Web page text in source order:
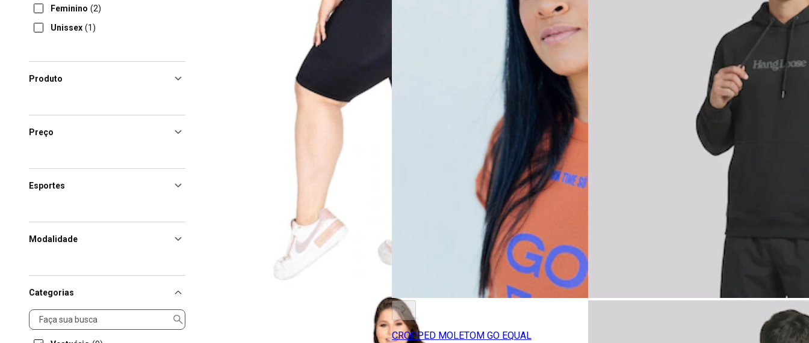
Feminino (2)
Unissex (1)
Produto
Preço
Esportes
Modalidade
Categorias
Categorias
CROPPED MOLETOM GO EQUAL